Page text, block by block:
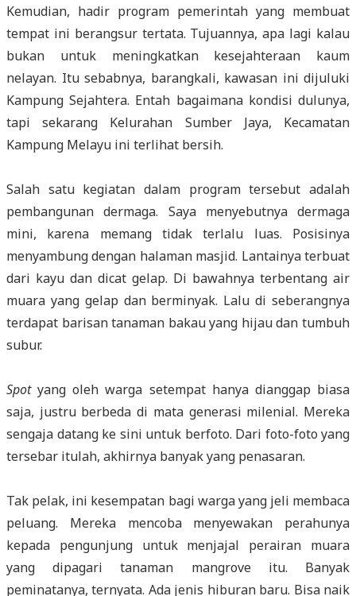
Kemudian, hadir program pemerintah yang membuat
tempat ini berangsur tertata. Tujuannya, apa lagi kalau
bukan untuk meningkatkan kesejahteraan kaum
nelayan. Itu sebabnya, barangkali, kawasan ini dijuluki
Kampung Sejahtera. Entah bagaimana kondisi dulunya,
tapi sekarang Kelurahan Sumber Jaya, Kecamatan
Kampung Melayu ini terlihat bersih.
Salah satu kegiatan dalam program tersebut adalah
pembangunan dermaga. Saya menyebutnya dermaga
mini, karena memang tidak terlalu luas. Posisinya
menyambung dengan halaman masjid. Lantainya terbuat
dari kayu dan dicat gelap. Di bawahnya terbentang air
muara yang gelap dan berminyak. Lalu di seberangnya
terdapat barisan tanaman bakau yang hijau dan tumbuh
subur.
Spotyang oleh warga setempat hanya dianggap biasa
saja, justru berbeda di mata generasi milenial. Mereka
sengaja datang ke sini untuk berfoto. Dari foto-foto yang
tersebar itulah, akhirnya banyak yang penasaran.
Tak pelak, ini kesempatan bagi warga yang jeli membaca
peluang. Mereka mencoba menyewakan perahunya
kepada pengunjung untuk menjajal perairan muara
yang dipagari tanaman mangrove itu. Banyak
peminatanya, ternyata. Ada jenis hiburan baru. Bisa naik